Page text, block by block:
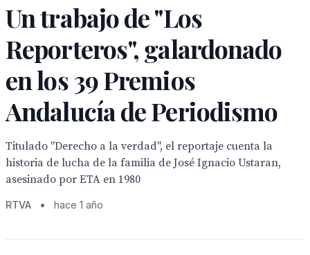
Un trabajo de "Los
Reporteros", galardonado
en los 39 Premios
Andalucía de Periodismo
Titulado "Derecho a la verdad", el reportaje cuenta la
historia de lucha de la familia de José Ignacio Ustaran,
asesinado por ETA en 1980
RTVA • hace 1 año